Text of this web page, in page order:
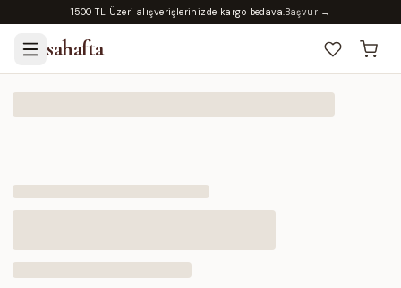
1500 TL Üzeri alışverişlerinizde kargo bedava.Başvur →
sahafta